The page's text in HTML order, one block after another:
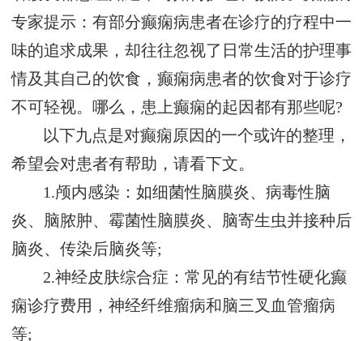
专家提示：有部分癫痫病患者在诊疗的疗程中一
味的追求成果，却往往忽视了日常生活的护理事
情及其自己的饮食，癫痫病患者的饮食对于诊疗
不可轻视。哪么，患上癫痫的起因都有那些呢?
以下九点是对癫痫原因的一个或许的整理，
希望会对患者有帮助，请看下文。
1.颅内感染：如细菌性脑膜炎、病毒性脑
炎、脑脓肿、霉菌性脑膜炎、脑寄生虫并接种后
脑炎、传染后脑炎等;
2.神经皮肤综合症：常见的有结节性硬化癫
痫诊疗费用，神经纤维瘤病和脑三叉血管瘤病
等;